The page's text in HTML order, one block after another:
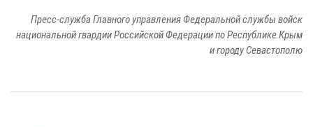
Пресс-служба Главного управления Федеральной службы войск
национальной гвардии Российской Федерации по Республике Крым
и городу Севастополю